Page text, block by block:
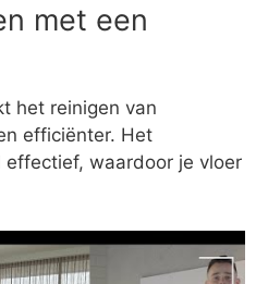
met een
het reinigen van
efficiënter. Het
waardoor je vloer